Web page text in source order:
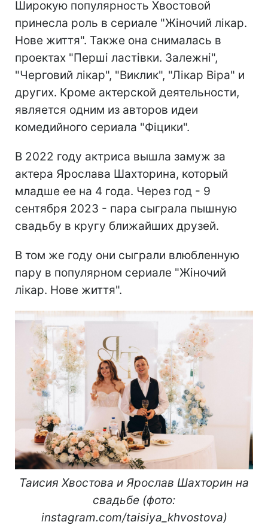
Широкую популярность Хвостовой
принесла роль в сериале "Жіночий лікар.
Нове життя". Также она снималась в
проектах "Перші ластівки. Залежні",
"Черговий лікар", "Виклик", "Лікар Віра" и
других. Кроме актерской деятельности,
является одним из авторов идеи
комедийного сериала "Фіцики".
В 2022 году актриса вышла замуж за
актера Ярослава Шахторина, который
младше ее на 4 года. Через год - 9
сентября 2023 - пара сыграла пышную
свадьбу в кругу ближайших друзей.
В том же году они сыграли влюбленную
пару в популярном сериале "Жіночий
лікар. Нове життя".
Таисия Хвостова и Ярослав Шахторин на
свадьбе (фото:
instagram.com/taisiya_khvostova)